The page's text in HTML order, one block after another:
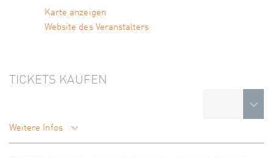
Karte anzeigen
Website des Veranstalters
TICKETS KAUFEN
Weitere Infos